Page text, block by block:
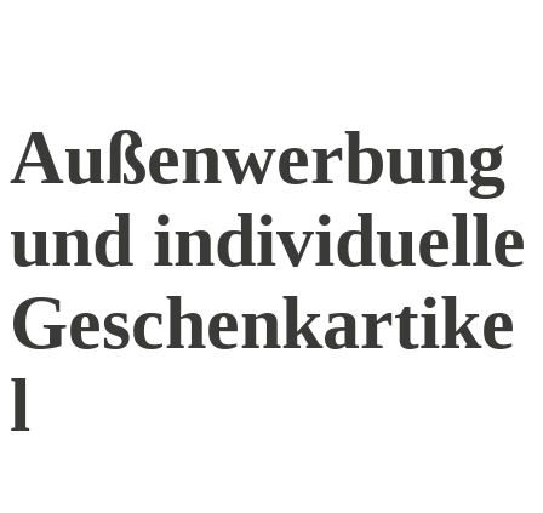
Außenwerbung
und individuelle
Geschenkartike
l